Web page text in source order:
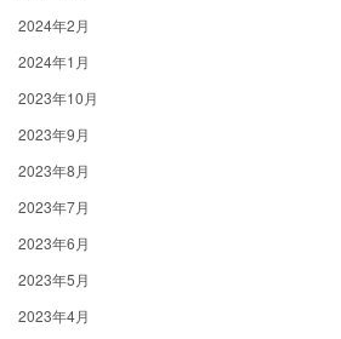
2024年2月
2024年1月
2023年10月
2023年9月
2023年8月
2023年7月
2023年6月
2023年5月
2023年4月